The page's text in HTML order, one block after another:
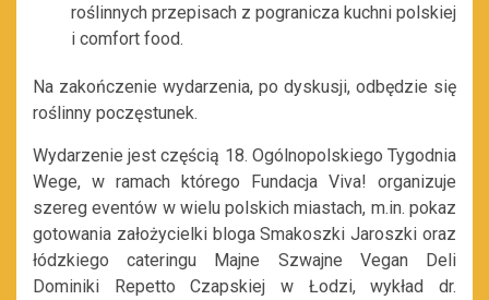
roślinnych przepisach z pogranicza kuchni polskiej
i comfort food.
Na zakończenie wydarzenia, po dyskusji, odbędzie się
roślinny poczęstunek.
Wydarzenie jest częścią 18. Ogólnopolskiego Tygodnia
Wege, w ramach którego Fundacja Viva! organizuje
szereg eventów w wielu polskich miastach, m.in. pokaz
gotowania założycielki bloga Smakoszki Jaroszki oraz
łódzkiego cateringu Majne Szwajne Vegan Deli
Dominiki Repetto Czapskiej w Łodzi, wykład dr.